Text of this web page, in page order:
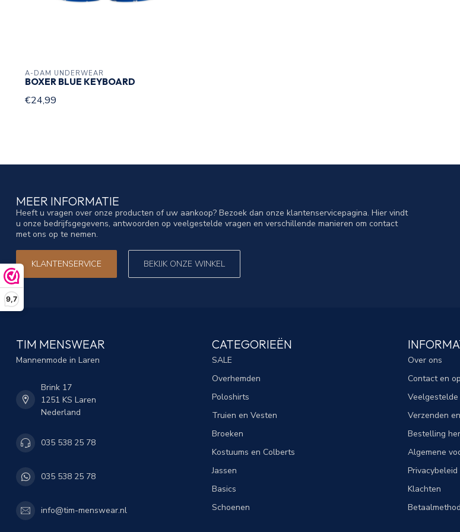
9,7
A-DAM UNDERWEAR
BOXER BLUE KEYBOARD
€24,99
MEER INFORMATIE
Heeft u vragen over onze producten of uw aankoop? Bezoek dan onze klantenservicepagina. Hier vindt
u onze bedrijfsgegevens, antwoorden op veelgestelde vragen en verschillende manieren om contact
met ons op te nemen.
KLANTENSERVICE BEKIJK ONZE WINKEL
TIM MENSWEAR
Mannenmode in Laren
Brink 17
1251 KS Laren
Nederland
035 538 25 78
035 538 25 78
info@tim-menswear.nl
CATEGORIEËN
SALE
Overhemden
Poloshirts
Truien en Vesten
Broeken
Kostuums en Colberts
Jassen
Basics
Schoenen
Over ons
Contact en
Veelgestelde
Verzenden
Bestelling
Algemene
Privacybeleid
Klachten